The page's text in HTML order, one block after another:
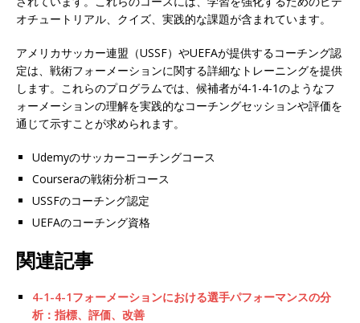
オチュートリアル、クイズ、実践的な課題が含まれています。
アメリカサッカー連盟（USSF）やUEFAが提供するコーチング認
定は、戦術フォーメーションに関する詳細なトレーニングを提供
します。これらのプログラムでは、候補者が4-1-4-1のようなフ
ォーメーションの理解を実践的なコーチングセッションや評価を
通じて示すことが求められます。
Udemyのサッカーコーチングコース
Courseraの戦術分析コース
USSFのコーチング認定
UEFAのコーチング資格
関連記事
4-1-4-1フォーメーションにおける選手パフォーマンスの分
析：指標、評価、改善